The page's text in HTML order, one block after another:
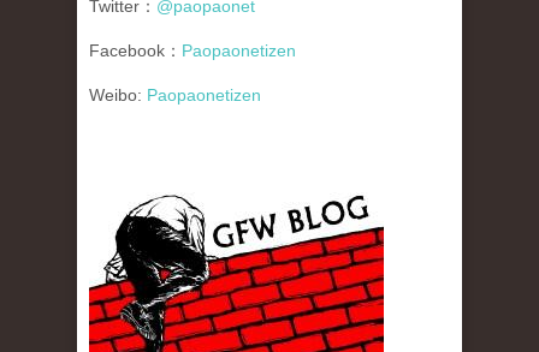
Twitter： @paopaonet
Facebook： Paopaonetizen
Weibo: Paopaonetizen
gfw_blog_small.jpg